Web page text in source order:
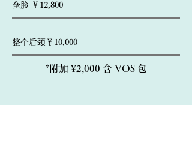
全脸 ￥12,800
整个后颈￥10,000
*附加 ¥2,000 含 VOS 包